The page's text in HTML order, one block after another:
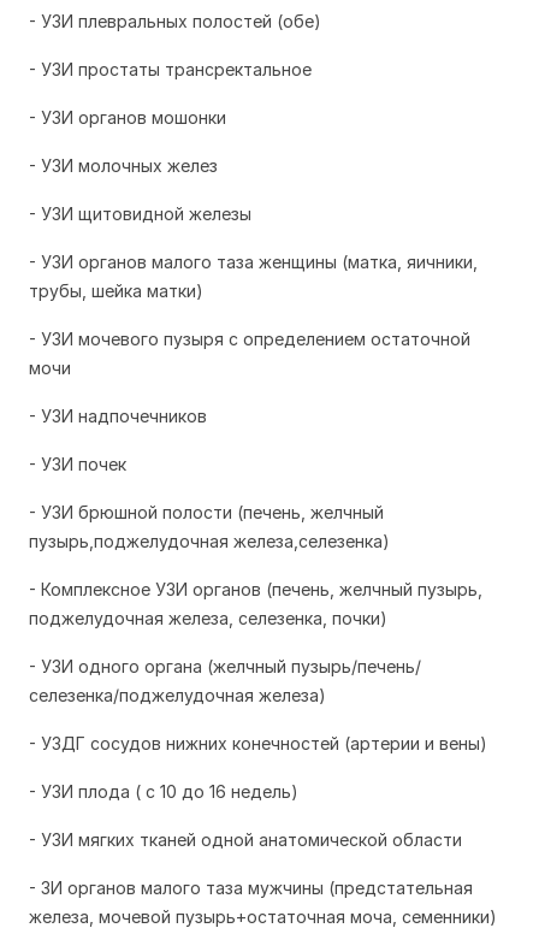
- УЗИ плевральных полостей (обе)
- УЗИ простаты трансректальное
- УЗИ органов мошонки
- УЗИ молочных желез
- УЗИ щитовидной железы
- УЗИ органов малого таза женщины (матка, яичники,
трубы, шейка матки)
- УЗИ мочевого пузыря с определением остаточной
мочи
- УЗИ надпочечников
- УЗИ почек
- УЗИ брюшной полости (печень, желчный
пузырь,поджелудочная железа,селезенка)
- Комплексное УЗИ органов (печень, желчный пузырь,
поджелудочная железа, селезенка, почки)
- УЗИ одного органа (желчный пузырь/печень/
селезенка/поджелудочная железа)
- УЗДГ сосудов нижних конечностей (артерии и вены)
- УЗИ плода ( с 10 до 16 недель)
- УЗИ мягких тканей одной анатомической области
- ЗИ органов малого таза мужчины (предстательная
железа, мочевой пузырь+остаточная моча, семенники)